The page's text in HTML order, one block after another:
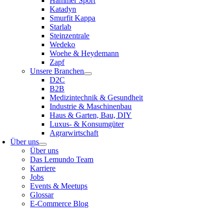
Katadyn
Smurfit Kappa
Starlab
Steinzentrale
Wedeko
Woehe & Heydemann
Zapf
Unsere Branchen
D2C
B2B
Medizintechnik & Gesundheit
Industrie & Maschinenbau
Haus & Garten, Bau, DIY
Luxus- & Konsumgüter
Agrarwirtschaft
Über uns
Über uns
Das Lemundo Team
Karriere
Jobs
Events & Meetups
Glossar
E-Commerce Blog